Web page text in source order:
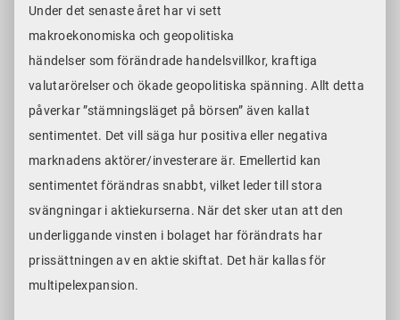
Under det senaste året har vi sett
makroekonomiska och geopolitiska
händelser som förändrade handelsvillkor, kraftiga
valutarörelser och ökade geopolitiska spänning. Allt detta
påverkar ”stämningsläget på börsen” även kallat
sentimentet. Det vill säga hur positiva eller negativa
marknadens aktörer/investerare är. Emellertid kan
sentimentet förändras snabbt, vilket leder till stora
svängningar i aktiekurserna. När det sker utan att den
underliggande vinsten i bolaget har förändrats har
prissättningen av en aktie skiftat. Det här kallas för
multipelexpansion.